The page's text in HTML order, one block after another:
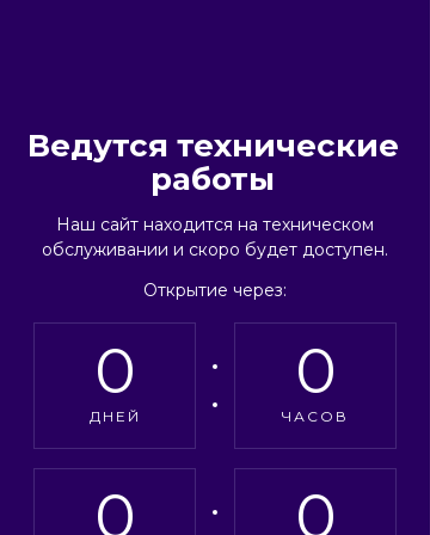
Ведутся технические
работы
Наш сайт находится на техническом
обслуживании и скоро будет доступен.
Открытие через:
0
ДНЕЙ
0
ЧАСОВ
0 0